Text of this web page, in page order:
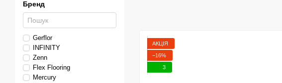
АКЦІЯ
−16%
3
Бренд
Gerflor
INFINITY
Zenn
Flex Flooring
Mercury